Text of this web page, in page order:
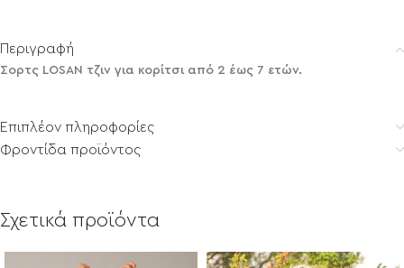
Περιγραφή
Σορτς LOSAN τζιν για κορίτσι από 2 έως 7 ετών.
Επιπλέον πληροφορίες
Φροντίδα προϊόντος
Σχετικά προϊόντα